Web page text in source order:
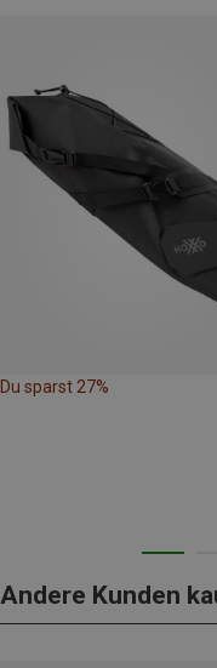
Du sparst 27%
Andere Kunden